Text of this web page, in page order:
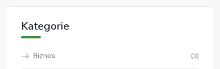
Kategorie
Biznes (3)